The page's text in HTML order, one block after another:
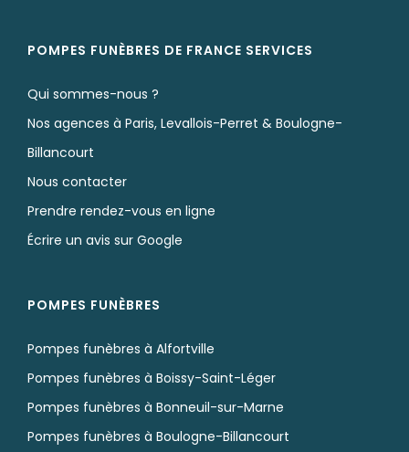
POMPES FUNÈBRES DE FRANCE SERVICES
Qui sommes-nous ?
Nos agences à Paris, Levallois-Perret & Boulogne-
Billancourt
Nous contacter
Prendre rendez-vous en ligne
Écrire un avis sur Google
POMPES FUNÈBRES
Pompes funèbres à Alfortville
Pompes funèbres à Boissy-Saint-Léger
Pompes funèbres à Bonneuil-sur-Marne
Pompes funèbres à Boulogne-Billancourt